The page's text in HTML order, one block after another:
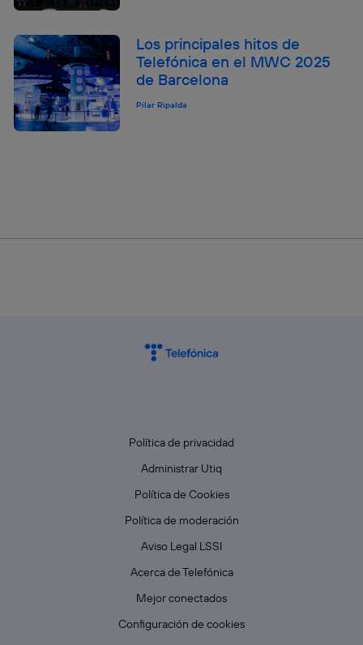
Los principales hitos de
Telefónica en el MWC 2025
de Barcelona
Pilar Ripalda
Política de privacidad
Administrar Utiq
Política de Cookies
Política de moderación
Aviso Legal LSSI
Acerca de Telefónica
Mejor conectados
Configuración de cookies